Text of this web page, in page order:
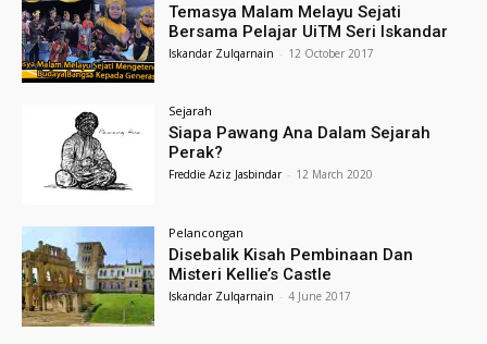
Temasya Malam Melayu Sejati
Bersama Pelajar UiTM Seri Iskandar
Iskandar Zulqarnain - 12 October 2017
Sejarah
Siapa Pawang Ana Dalam Sejarah
Perak?
Freddie Aziz Jasbindar - 12 March 2020
Pelancongan
Disebalik Kisah Pembinaan Dan
Misteri Kellie’s Castle
Iskandar Zulqarnain - 4 June 2017